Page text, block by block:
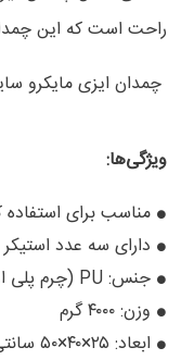
راحت است که این
چمدان ایزی مایکرو
ویژگی‌ها:
مناسب برای استفاده کودکان از
دارای سه عدد
جنس: PU (چرم پلی اورتان)
وزن: ۴۰۰۰ گرم
ابعاد: ۲۵×۴۰×۵۰ سانتی‌متر